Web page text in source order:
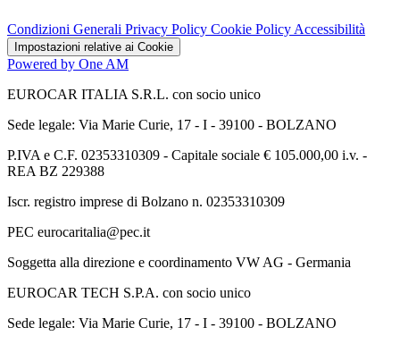
Condizioni Generali Privacy Policy Cookie Policy Accessibilità
Impostazioni relative ai Cookie
Powered by One AM
EUROCAR ITALIA S.R.L. con socio unico
Sede legale: Via Marie Curie, 17 - I - 39100 - BOLZANO
P.IVA e C.F. 02353310309 - Capitale sociale € 105.000,00 i.v. -
REA BZ 229388
Iscr. registro imprese di Bolzano n. 02353310309
PEC eurocaritalia@pec.it
Soggetta alla direzione e coordinamento VW AG - Germania
EUROCAR TECH S.P.A. con socio unico
Sede legale: Via Marie Curie, 17 - I - 39100 - BOLZANO